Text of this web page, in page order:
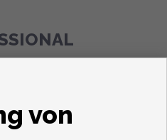
von